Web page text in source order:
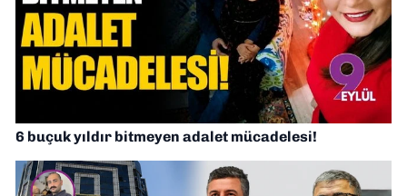
6 buçuk yıldır bitmeyen adalet mücadelesi!